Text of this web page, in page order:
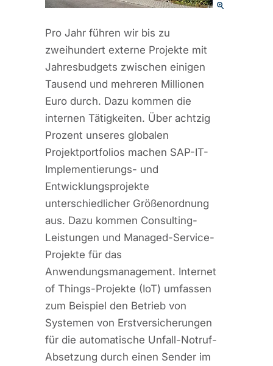
Pro Jahr führen wir bis zu
zweihundert externe Projekte mit
Jahresbudgets zwischen einigen
Tausend und mehreren Millionen
Euro durch. Dazu kommen die
internen Tätigkeiten. Über achtzig
Prozent unseres globalen
Projektportfolios machen SAP-IT-
Implementierungs- und
Entwicklungsprojekte
unterschiedlicher Größenordnung
aus. Dazu kommen Consulting-
Leistungen und Managed-Service-
Projekte für das
Anwendungsmanagement. Internet
of Things-Projekte (IoT) umfassen
zum Beispiel den Betrieb von
Systemen von Erstversicherungen
für die automatische Unfall-Notruf-
Absetzung durch einen Sender im